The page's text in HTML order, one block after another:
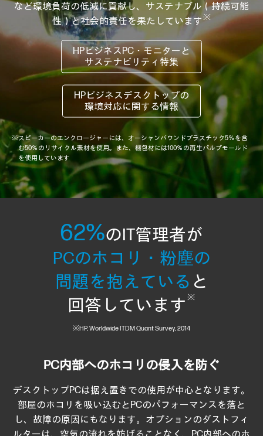
など環境負荷の低減に貢献し、 サステナブル（持続可能
性）と社会的責任を果たしています※
HPビジネスPC・モニターと
サステナビリティ特集
HPビジネスデスクトップの
環境対応に関する情報
※スピーカーのエンクロージャーには、オーシャンバウンドプラスチック5％を含
む50％のリサイクル素材を使用。また、梱包材には100％の再生パルプモールド
を使用しています
62%のIT管理者が
PCのホコリ・粉塵の
問題を抱えている と
回答しています ※
※HP, Worldwide ITDM Quant Survey, 2014
PC内部へのホコリの侵入を防ぐ
デスクトップPCは据え置きでの使用が中心となります。
部屋のホコリを吸い込むとPCのパフォーマンスを落と
し、故障の原因にもなります。オプションのダストフィ